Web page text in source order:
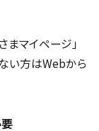
まマイページ」
い方はWebから